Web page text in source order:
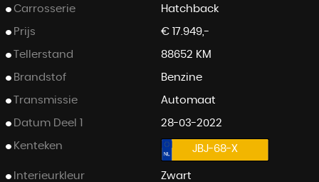
Carrosserie Hatchback
Prijs € 17.949,-
Tellerstand 88652 KM
Brandstof Benzine
Transmissie Automaat
Datum Deel 1 28-03-2022
Kenteken JBJ-68-X
Interieurkleur Zwart